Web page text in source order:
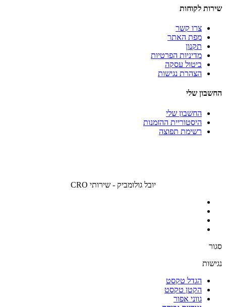
שירות לקוחות
צרו קשר
מפת האתר
תקנון
מדיניות הפרטיות
ביטול עסקה
הצהרת נגישות
החשבון שלי
החשבון שלי
היסטוריית ההזמנות
רשימת תפוצה
יובל גולומביק - שירותי CRO
סגור
נגישות
הגדל טקסט
הקטן טקסט
גווני אפור